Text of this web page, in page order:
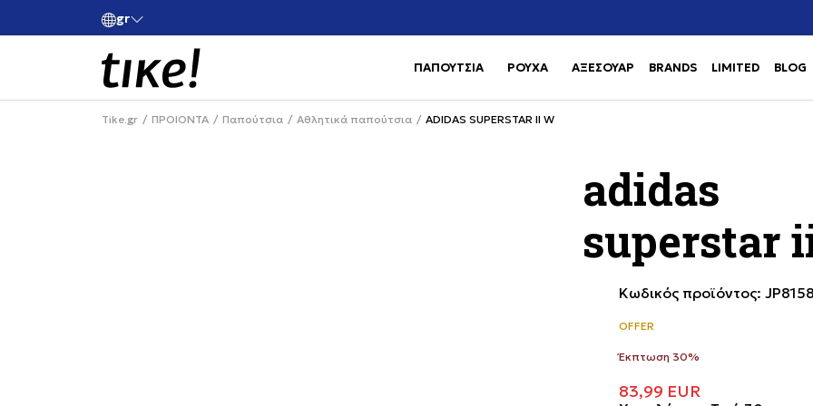
grΚάνε εγγραφή και κέρδισε -10% στην πρώτη σου αγορά
ΠΑΠΟΥΤΣΙΑ Use shift+Enter to open or close
ΡΟΥΧΑ Use shift+Enter to open or close
ΑΞΕΣΟΥΑΡ BRANDS LIMITED BLOG
Tike.gr ΠΡΟΙΟΝΤΑ Παπούτσια Αθλητικά παπούτσια ADIDAS SUPERSTAR II W
adidas
superstar
Κωδικός προϊόντος: JP8158
OFFER
Έκπτωση 30%
83,99 EUR